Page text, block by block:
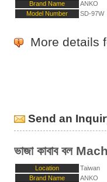
Brand Name
ANKO
Model Number
SD-97W
More details
Send an
ভাজা কাবাব বল
Location
Taiwan
Brand Name
ANKO